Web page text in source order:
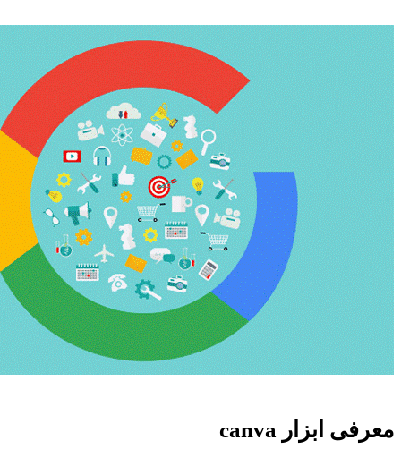
معرفی ابزار canva